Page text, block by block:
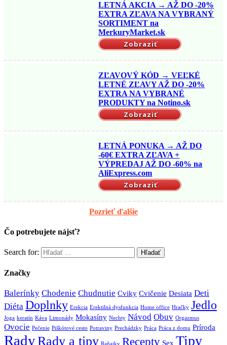
LETNÁ AKCIA → AŽ DO -20%
EXTRA ZĽAVA NA VYBRANÝ
SORTIMENT na
MerkuryMarket.sk
Zobraziť
ZĽAVOVÝ KÓD → VEĽKÉ
LETNÉ ZĽAVY AŽ DO -20%
EXTRA NA VYBRANÉ
PRODUKTY na Notino.sk
Zobraziť
LETNÁ PONUKA → AŽ DO
-60€ EXTRA ZĽAVA +
VÝPREDAJ AŽ DO -60% na
AliExpress.com
Zobraziť
Pozrieť ďalšie
Čo potrebujete nájsť?
Search for:
Značky
Balerínky Chodenie Chudnutie Cviky Cvičenie Desiata Deti
Diéta Doplnky Erekcia Erektilná dysfunkcia Home office Hračky Jedlo
Joga keratín Káva Limonády Mokasíny Nechty Návod Obuv Orgazmus
Ovocie Pečenie Piškótové cesto Potraviny Prechádzky Práca Práca z domu Príroda
RadyRady a tipy Recepty Sex Tipy